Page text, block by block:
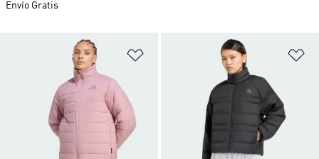
Añadir a la lista de deseos
Envío Gratis